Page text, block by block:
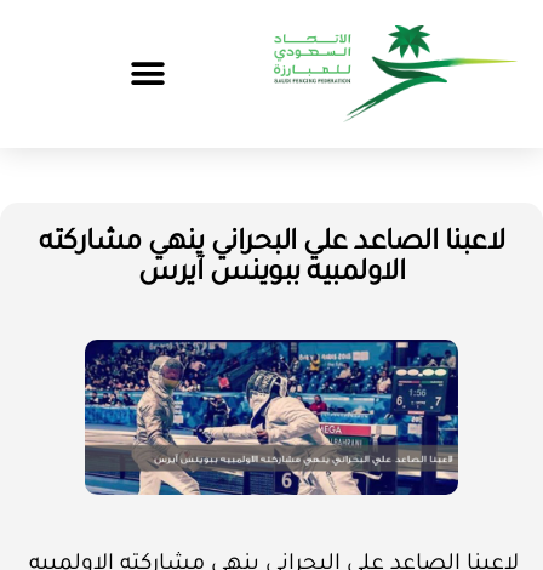
لاعبنا الصاعد علي البحراني ينهي مشاركته
الاولمبيه ببوينس آيرس